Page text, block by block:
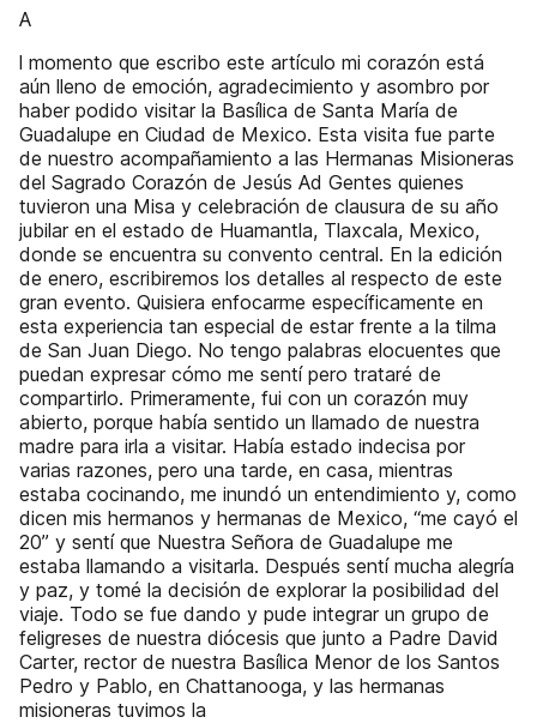
A
l momento que escribo este artículo mi corazón está
aún lleno de emoción, agradecimiento y asombro por
haber podido visitar la Basílica de Santa María de
Guadalupe en Ciudad de Mexico. Esta visita fue parte
de nuestro acompañamiento a las Hermanas Misioneras
del Sagrado Corazón de Jesús Ad Gentes quienes
tuvieron una Misa y celebración de clausura de su año
jubilar en el estado de Huamantla, Tlaxcala, Mexico,
donde se encuentra su convento central. En la edición
de enero, escribiremos los detalles al respecto de este
gran evento. Quisiera enfocarme específicamente en
esta experiencia tan especial de estar frente a la tilma
de San Juan Diego. No tengo palabras elocuentes que
puedan expresar cómo me sentí pero trataré de
compartirlo. Primeramente, fui con un corazón muy
abierto, porque había sentido un llamado de nuestra
madre para irla a visitar. Había estado indecisa por
varias razones, pero una tarde, en casa, mientras
estaba cocinando, me inundó un entendimiento y, como
dicen mis hermanos y hermanas de Mexico, “me cayó el
20” y sentí que Nuestra Señora de Guadalupe me
estaba llamando a visitarla. Después sentí mucha alegría
y paz, y tomé la decisión de explorar la posibilidad del
viaje. Todo se fue dando y pude integrar un grupo de
feligreses de nuestra diócesis que junto a Padre David
Carter, rector de nuestra Basílica Menor de los Santos
Pedro y Pablo, en Chattanooga, y las hermanas
misioneras tuvimos la